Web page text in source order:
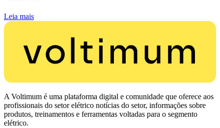
Leia mais
A Voltimum é uma plataforma digital e comunidade que oferece aos
profissionais do setor elétrico notícias do setor, informações sobre
produtos, treinamentos e ferramentas voltadas para o segmento
elétrico.